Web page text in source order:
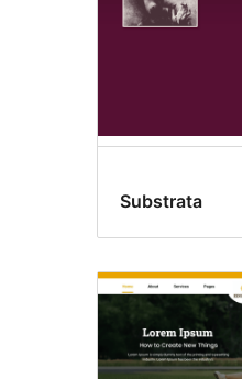
Substrata